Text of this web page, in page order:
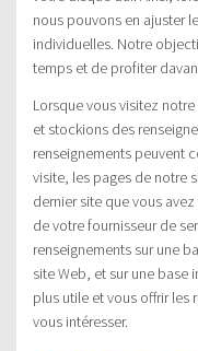
nous pouvons en ajuster
individuelles. Notre
temps et de profiter
Lorsque vous visitez
et stockions des
renseignements peuvent
visite, les pages de notre
dernier site que vous
de votre fournisseur de
renseignements sur une
site Web, et sur une base
plus utile et vous offrir les
vous intéresser.